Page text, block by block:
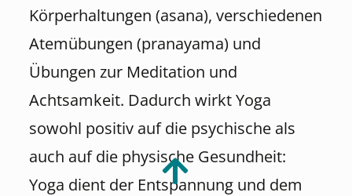
Körperhaltungen (asana), verschiedenen
Atemübungen (pranayama) und
Übungen zur Meditation und
Achtsamkeit. Dadurch wirkt Yoga
sowohl positiv auf die psychische als
auch auf die physische Gesundheit:
Yoga dient der Entspannung und dem